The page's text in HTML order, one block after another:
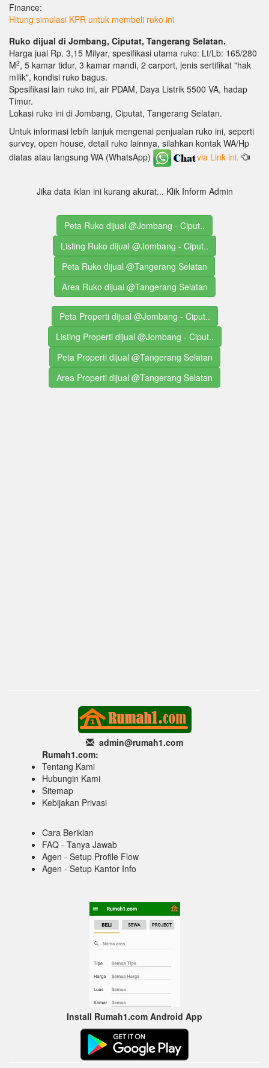
Finance:
Hitung simulasi KPR untuk membeli ruko ini
Ruko dijual di Jombang, Ciputat, Tangerang Selatan.
Harga jual Rp. 3,15 Milyar, spesifikasi utama ruko: Lt/Lb: 165/280
M2, 5 kamar tidur, 3 kamar mandi, 2 carport, jenis sertifikat "hak
milik", kondisi ruko bagus.
Spesifikasi lain ruko ini, air PDAM, Daya Listrik 5500 VA, hadap
Timur.
Lokasi ruko ini di Jombang, Ciputat, Tangerang Selatan.
Untuk informasi lebih lanjuk mengenai penjualan ruko ini, seperti
survey, open house, detail ruko lainnya, silahkan kontak WA/Hp
diatas atau langsung WA (WhatsApp)
via Link ini.
Jika data iklan ini kurang akurat... Klik Inform Admin
Peta Ruko dijual @Jombang - Ciput..
Listing Ruko dijual @Jombang - Ciput..
Peta Ruko dijual @Tangerang Selatan
Area Ruko dijual @Tangerang Selatan
Peta Properti dijual @Jombang - Ciput..
Listing Properti dijual @Jombang - Ciput..
Peta Properti dijual @Tangerang Selatan
Area Properti dijual @Tangerang Selatan
admin@rumah1.com
Rumah1.com:
Tentang Kami
Hubungin Kami
Sitemap
Kebijakan Privasi
Cara Beriklan
FAQ - Tanya Jawab
Agen - Setup Profile Flow
Agen - Setup Kantor Info
Install Rumah1.com Android App